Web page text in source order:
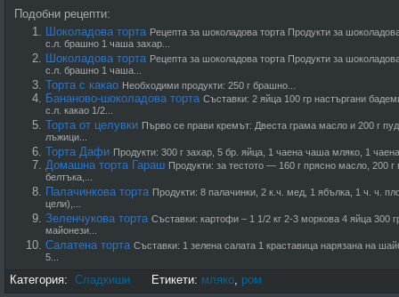
Подобни рецепти:
Шоколадова торта Рецепта за шоколадова торта Продукти за
с.л. брашно 1 чаша захар...
Шоколадова торта Рецепта за шоколадова торта Продукти за
с.л. брашно 1 чаша...
Торта с какао Необходими продукти: 250 г брашно...
Бананово-шоколадова торта Съставки: 2 яйца 100 гр настъргани
с.л. какао 1/2...
Торта от целувки Първо се прави кремът: Двеста грама масло и 200 г
лъжици...
Торта Дафи Продукти: 300 г захар, 5 бр. яйца, 1 чаена чаша мляко, 1
Домашна торта Гараш Продукти: за тестото — 160 г прясно масло, 200
белтъка,...
Палачинкова торта Продукти: 8 палачинки, 2 к.ч. мед, 1 ябълка, 1 ч. ч.
цели),...
Зеленчукова торта Съставки: картофи – 1 1/2 кг 2-3 моркова 4 яйца 300
майонези...
Салатена торта Съставки: 1 зелена салата 1 краставица нарязана на
5...
Категория: Сладкиши Етикети: мляко, ром